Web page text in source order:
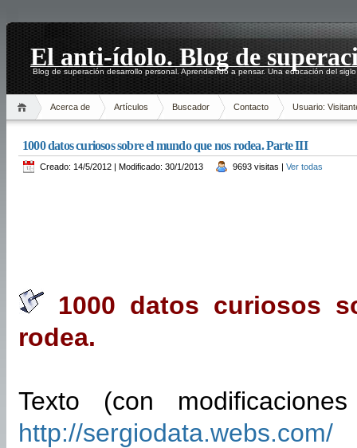
El anti-ídolo. Blog de
Blog de superación desarrollo personal. Aprendiendo a pensar. Una educación del
Acerca de Artículos Buscador Contacto Usuario:
1000 datos curiosos sobre el mundo que nos rodea. Parte III
Creado: 14/5/2012 | Modificado: 30/1/2013 9693 visitas | Ver todas
1000 datos curiosos
rodea.
Texto (con
http://sergiodata.webs.com/